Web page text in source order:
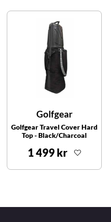
Golfgear
Golfgear Travel Cover Hard
Top - Black/Charcoal
1 499 kr